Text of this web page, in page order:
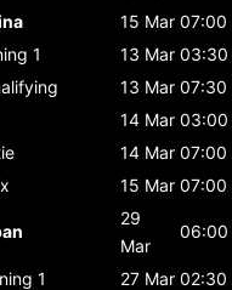
15 Mar 07:00
1 13 Mar 03:30
13 Mar 07:30
14 Mar 03:00
14 Mar 07:00
15 Mar 07:00
29
Mar
06:00
1 27 Mar 02:30